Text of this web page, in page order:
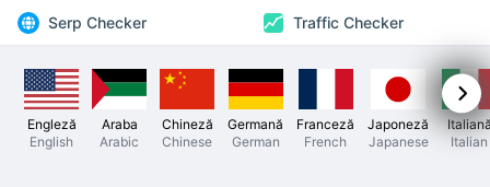
Serp Checker
Traffic Checker
Engleză
English
Araba
Arabic
Chineză
Chinese
Germană
German
Franceză
French
Japoneză
Japanese
Italian